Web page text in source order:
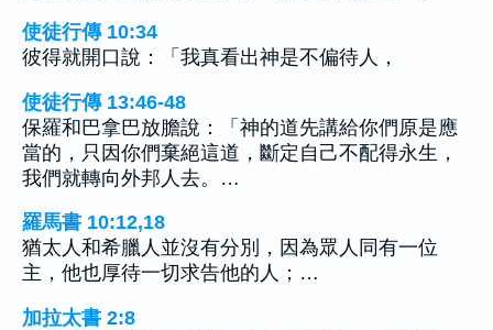
使徒行傳 10:34
彼得就開口說：「我真看出神是不偏待人，
使徒行傳 13:46-48
保羅和巴拿巴放膽說：「神的道先講給你們原是應
當的，只因你們棄絕這道，斷定自己不配得永生，
我們就轉向外邦人去。…
羅馬書 10:12,18
猶太人和希臘人並沒有分別，因為眾人同有一位
主，他也厚待一切求告他的人；…
加拉太書 2:8